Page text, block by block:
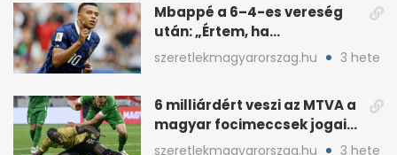
Mbappé a 6–4-es vereség
után: „Értem, ha
pofátlanságnak tűnt”
szeretlekmagyarorszag.hu 3 hete
6 milliárdért veszi az MTVA a
magyar focimeccsek jogait
a 2026–27-es idényre
szeretlekmagyarorszag.hu 3 hete